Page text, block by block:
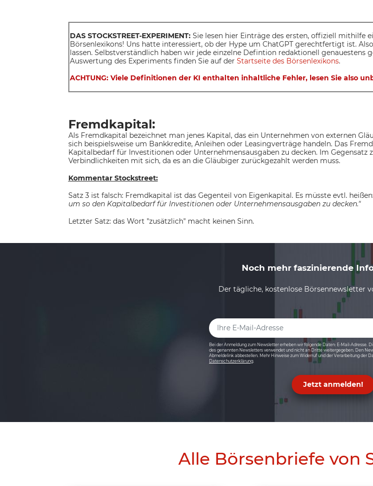
DAS STOCKSTREET-EXPERIMENT:Sie lesen hier Einträge des ersten, offiziell mithilfe
Börsenlexikons! Uns hatte interessiert, ob der Hype um ChatGPT gerechtfertigt ist.
lassen. Selbstverständlich haben wir jede einzelne Defintion redaktionell
Auswertung des Experiments finden Sie auf der Startseite des Börsenlexikons.
ACHTUNG: Viele Definitionen der KI enthalten inhaltliche Fehler, lesen Sie also
Fremdkapital:
Als Fremdkapital bezeichnet man jenes Kapital, das ein Unternehmen von externen
sich beispielsweise um Bankkredite, Anleihen oder Leasingverträge handeln. Das
Kapitalbedarf für Investitionen oder Unternehmensausgaben zu decken. Im
Verbindlichkeiten mit sich, da es an die Gläubiger zurückgezahlt werden muss.
Kommentar Stockstreet:
Satz 3 ist falsch: Fremdkapital ist das Gegenteil von Eigenkapital. Es müsste evtl.
um so den Kapitalbedarf für Investitionen oder Unternehmensausgaben zu decken."
Letzter Satz: das Wort "zusätzlich" macht keinen Sinn.
Noch mehr faszinierende
Der tägliche, kostenlose Börsennewsletter
Bei der Anmeldung zum Newsletter erheben wir folgende Daten: E-Mail-Adresse.
des genannten Newsletters verwendet und nicht an Dritte weitergegeben. Den
Abmeldelink abbestellen. Mehr Hinweise zum Widerruf und der Verarbeitung der
Datenschutzerklärung
Jetzt anmelden!
Alle Börsenbriefe von